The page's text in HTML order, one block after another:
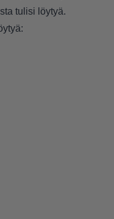
tulisi löytyä.